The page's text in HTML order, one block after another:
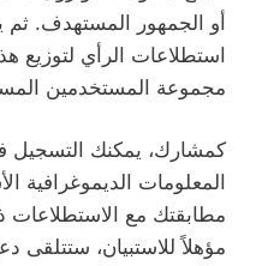
أو الجمهور المستهدف. ثم
استطلاعات الرأي لتوزيع
مجموعة المستخدمين
كمشارك، يمكنك التسجيل
المعلومات الديموغرافية
مطابقتك مع
مؤهلاً للاستبيان، ستتلقى